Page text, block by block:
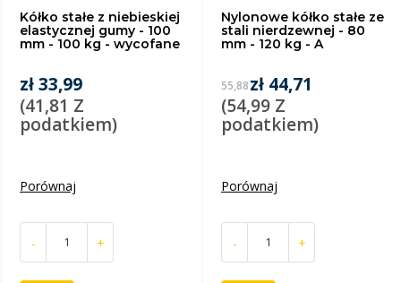
Kółko stałe z niebieskiej
elastycznej gumy - 100
mm - 100 kg - wycofane
zł 33,99
(41,81 Z
podatkiem)
Porównaj
- +
Nylonowe kółko stałe ze
stali nierdzewnej - 80
mm - 120 kg - A
55,88zł 44,71
(54,99 Z
podatkiem)
Porównaj
- +